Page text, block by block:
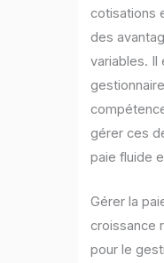
cotisations
des
variables. Il
gérer ces
paie fluide
Gérer la
croissance
pour le